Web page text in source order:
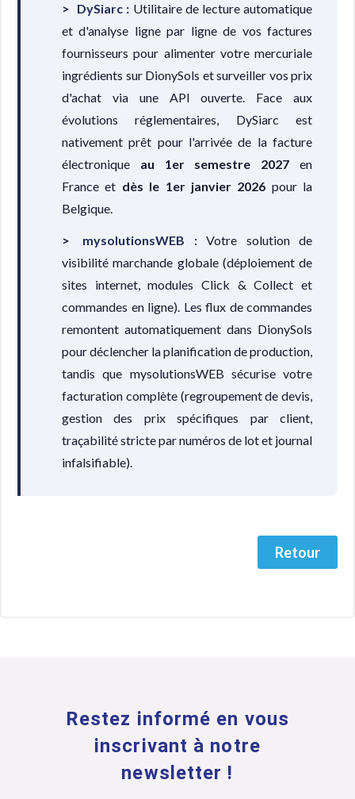
DySiarc : Utilitaire de lecture automatique
et d'analyse ligne par ligne de vos factures
fournisseurs pour alimenter votre mercuriale
ingrédients sur DionySols et surveiller vos prix
d'achat via une API ouverte. Face aux
évolutions réglementaires, DySiarc est
nativement prêt pour l'arrivée de la facture
électronique au 1er semestre 2027 en
France et dès le 1er janvier 2026 pour la
Belgique.
mysolutionsWEB :Votre solution de
visibilité marchande globale (déploiement de
sites internet, modules Click & Collect et
commandes en ligne). Les flux de commandes
remontent automatiquement dans DionySols
pour déclencher la planification de production,
tandis que mysolutionsWEB sécurise votre
facturation complète (regroupement de devis,
gestion des prix spécifiques par client,
traçabilité stricte par numéros de lot et journal
infalsifiable).
Retour
Restez informé en vous
inscrivant à notre
newsletter !